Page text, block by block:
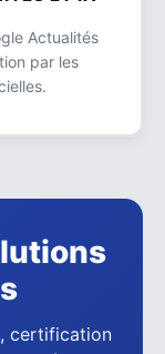
Actualités
par les
certification